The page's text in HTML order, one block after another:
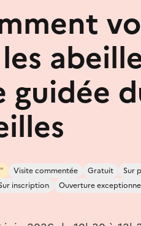
guidée
Visite commentée Gratuit Sur
inscription Ouverture